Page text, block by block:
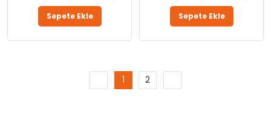
Sepete Ekle Sepete Ekle
1 2